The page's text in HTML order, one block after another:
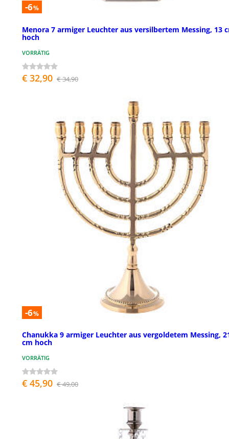
-6%
Menora 7 armiger Leuchter aus versilbertem Messing, 13
hoch
VORRÄTIG
€ 32,90 € 34,90
-6%
Chanukka 9 armiger Leuchter aus vergoldetem Messing,
cm hoch
VORRÄTIG
€ 45,90 € 49,00